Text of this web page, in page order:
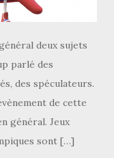
deux sujets
parlé des
des spéculateurs.
de cette
général. Jeux
sont […]